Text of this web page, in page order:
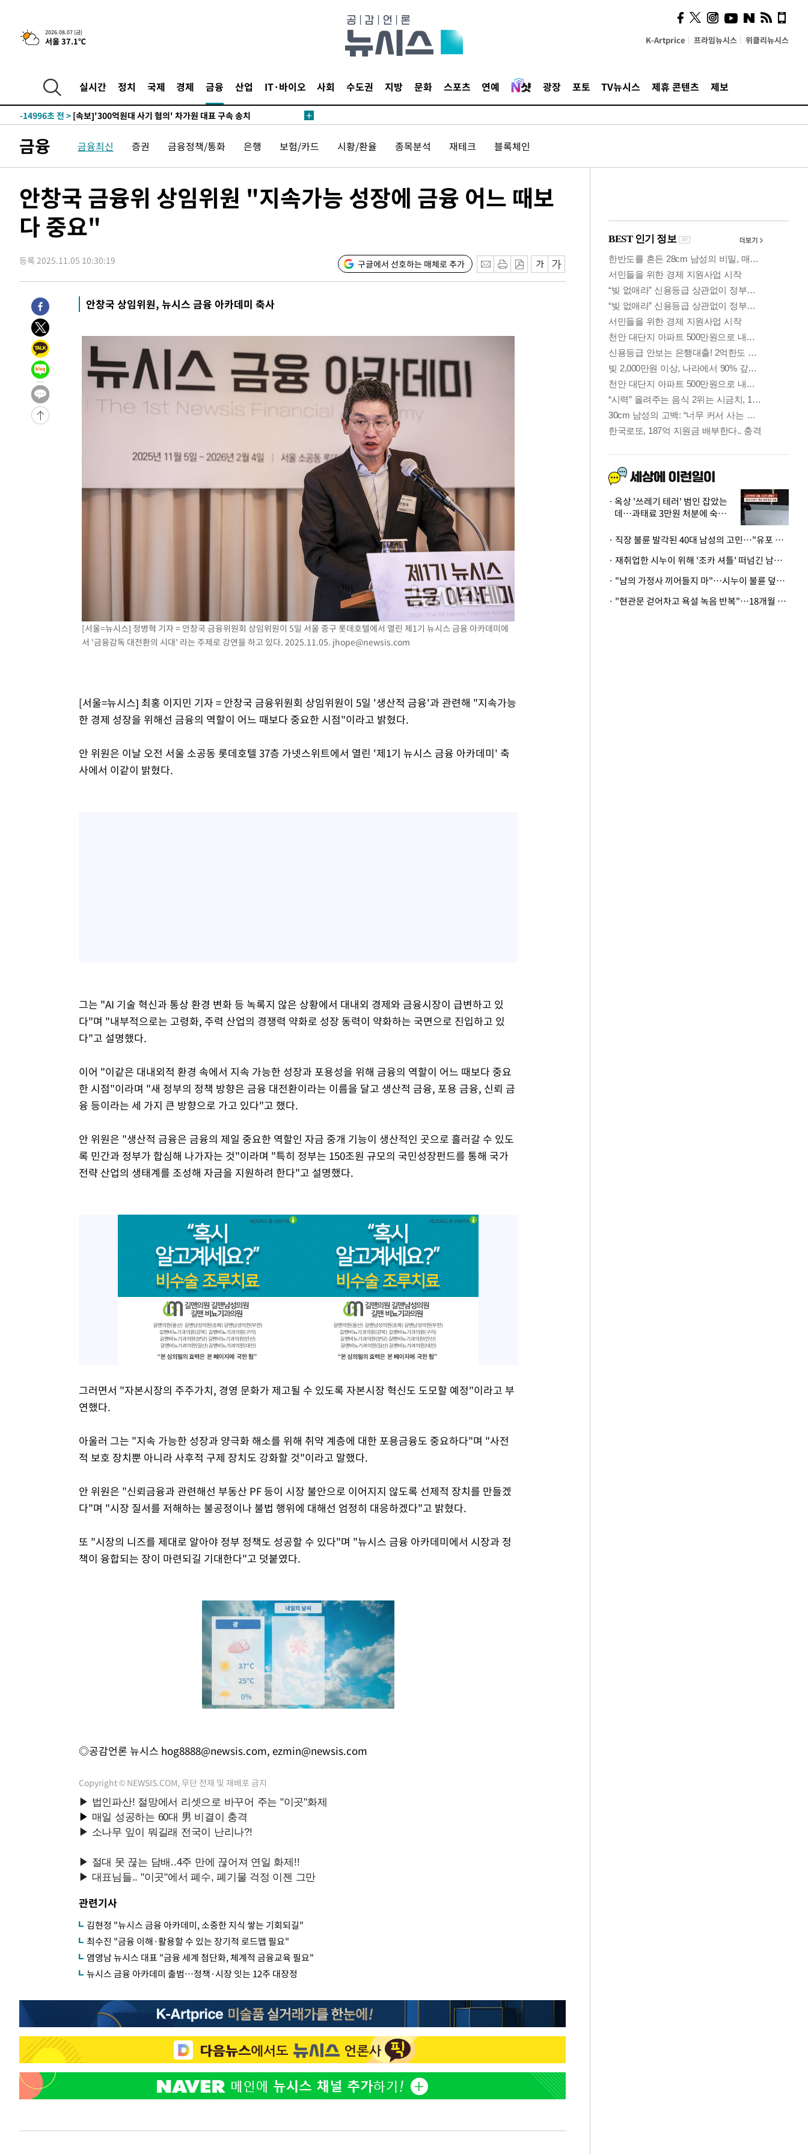
2026.08.07 (금)
서울 37.1℃ K-Artprice 프라임뉴시스 위클리뉴시스
실시간 정치 국제 경제 금융 산업 IT·바이오 사회 수도권 지방 문화 스포츠 연예 광장 포토 TV뉴시스 제휴 콘텐츠 제보
병태 후임
-26795초 전 >[속보]국힘 윤리위, '돌려차기 발언' 진종오·서범수 징계 절차 개시
-22120초 전 > [속보] 7월 중국 수출 23.9%↑ 수입 27.5%↑…무역총액
-19146초 전 >
[속보]종합특검, '관저이전 봐주기 감사' 유병호 구속기소
-15746초 전 >
-14996초 전 > [속보]'300억원대 사기 혐의' 차가원 대표 구속 송치
-12703초 전 >
[속보]경찰·노동부, HL만도 평택사업장 끼임 사망 관련 압수수색
-12584초 전 >[속보]합수본, '투표율 허위 입력' 중앙·서울·경기도 선관위 등 9곳
-12135초 전 >[속보]삼성전자·SK하이닉스 동반 강보합…1%대 상승 출발
-12121초 전 >[속보]코스닥, 5.95포인트(0.74%) 상승한 807.62개장
-12089초 전 >[속보]코스피, 6300선 재탈환…1.09% 오른 6365.07 개장
-8552초 전 >입추에도 극한더위…서울 낮 39도 '폭염중대경보'
-3516초 전 >이란, 호르무즈서 "적국 목표물들"과 대치로 남부 케슘섬에서 두차
례 큰 폭발음
-2231초 전 >
[속보]美, 폴리실리콘 수입 규제…파생제품 15% 관세, 120일 후 발
-31464초 전 >
-31435초 전 >
11시간 압수수색에 성접대 파문까지…'쑥대밭' 된 축구협회
-30457초 전 >
[속보]규제합리화위원회 부위원장에 김태유 서울대 공대 교수…이
병태 후임
-26815초 전 >
[속보]국힘 윤리위, '돌려차기 발언' 진종오·서범수 징계 절차 개시
-22140초 전 >
[속보] 7월 중국 수출 23.9%↑ 수입 27.5%↑…무역총액
25.3%↑
-19300초 전 >
[속보]'채상병 순직 책임' 임성근, 항소심도 징역 3년
-19166초 전 >
[속보]종합특검, '관저이전 봐주기 감사' 유병호 구속기소
[속보]'300억원대 사기 혐의' 차가원 대표 구속 송치
[속보]경찰·노동부, HL만도 평택사업장 끼임 사망 관련 압수수색
[속보]합수본, '투표율 허위 입력' 중앙·서울·경기도 선관위 등 9곳
이란, 호르무즈서 "적국 목표물들"과 대치로 남부 케슘섬에서 두차
[속보]美, 폴리실리콘 수입 규제…파생제품 15% 관세, 120일 후 발
금융 금융최신 증권 금융정책/통화 은행 보험/카드 시황/환율 종목분석 재테크 블록체인
안창국 금융위 상임위원 "지속가능 성장에 금융 어느 때보
다 중요"
등록 2025.11.05 10:30:19 구글에서 선호하는 매체로 추가
안창국 상임위원, 뉴시스 금융 아카데미 축사
[서울=뉴시스] 정병혁 기자 = 안창국 금융위원회 상임위원이 5일 서울 중구 롯데호텔에서 열린 제1기 뉴시스 금융 아카데미에
서 '금융감독 대전환의 시대' 라는 주제로 강연을 하고 있다. 2025.11.05. jhope@newsis.com
[서울=뉴시스] 최홍 이지민 기자 = 안창국 금융위원회 상임위원이 5일 '생산적 금융'과 관련해 "지속가능
한 경제 성장을 위해선 금융의 역할이 어느 때보다 중요한 시점"이라고 밝혔다.
안 위원은 이날 오전 서울 소공동 롯데호텔 37층 가넷스위트에서 열린 '제1기 뉴시스 금융 아카데미' 축
사에서 이같이 밝혔다.
그는 "AI 기술 혁신과 통상 환경 변화 등 녹록지 않은 상황에서 대내외 경제와 금융시장이 급변하고 있
다"며 "내부적으로는 고령화, 주력 산업의 경쟁력 약화로 성장 동력이 약화하는 국면으로 진입하고 있
다"고 설명했다.
이어 "이같은 대내외적 환경 속에서 지속 가능한 성장과 포용성을 위해 금융의 역할이 어느 때보다 중요
한 시점"이라며 "새 정부의 정책 방향은 금융 대전환이라는 이름을 달고 생산적 금융, 포용 금융, 신뢰 금
융 등이라는 세 가지 큰 방향으로 가고 있다"고 했다.
안 위원은 "생산적 금융은 금융의 제일 중요한 역할인 자금 중개 기능이 생산적인 곳으로 흘러갈 수 있도
록 민간과 정부가 합심해 나가자는 것"이라며 "특히 정부는 150조원 규모의 국민성장펀드를 통해 국가
전략 산업의 생태계를 조성해 자금을 지원하려 한다"고 설명했다.
그러면서 "자본시장의 주주가치, 경영 문화가 제고될 수 있도록 자본시장 혁신도 도모할 예정"이라고 부
연했다.
아울러 그는 "지속 가능한 성장과 양극화 해소를 위해 취약 계층에 대한 포용금융도 중요하다"며 "사전
적 보호 장치뿐 아니라 사후적 구제 장치도 강화할 것"이라고 말했다.
안 위원은 "신뢰금융과 관련해선 부동산 PF 등이 시장 불안으로 이어지지 않도록 선제적 장치를 만들겠
다"며 "시장 질서를 저해하는 불공정이나 불법 행위에 대해선 엄정히 대응하겠다"고 밝혔다.
또 "시장의 니즈를 제대로 알아야 정부 정책도 성공할 수 있다"며 "뉴시스 금융 아카데미에서 시장과 정
책이 융합되는 장이 마련되길 기대한다"고 덧붙였다.
Mute
◎공감언론 뉴시스 hog8888@newsis.com, ezmin@newsis.com
Copyright © NEWSIS.COM, 무단 전재 및 재배포 금지
관련기사
김현정 "뉴시스 금융 아카데미, 소중한 지식 쌓는 기회되길"
최수진 "금융 이해·활용할 수 있는 장기적 로드맵 필요"
염영남 뉴시스 대표 "금융 세계 첨단화, 체계적 금융교육 필요"
뉴시스 금융 아카데미 출범…정책·시장 잇는 12주 대장정
시, 스마트폰 액세서리에
NFC 더했다
옥상 '쓰레기 테러' 범인 잡았는
데…과태료 3만원 처분에 숙박업
· 직장 불륜 발각된 40대 남성의 고민…"유포 동료 명예훼손·협박죄 고소 가능할까"
· 재취업한 시누이 위해 '조카 셔틀' 떠넘긴 남편…아내 "난 못한다"
· "남의 가정사 끼어들지 마"…시누이 불륜 덮으려는 남편에 억울한 아내
· "현관문 걷어차고 욕설 녹음 반복"…18개월 아기 키우는 집 뒤흔든 '앞집의 비극'